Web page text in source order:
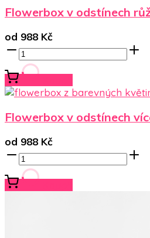
Flowerbox v odstínech
od 988 Kč
Flowerbox v odstínech
od 988 Kč